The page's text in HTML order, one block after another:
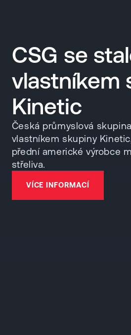
CSG se
vlastníkem
Kinetic
Česká průmyslová
vlastníkem skupiny
přední americké výrobce
střeliva.
VÍCE INFORMACÍ